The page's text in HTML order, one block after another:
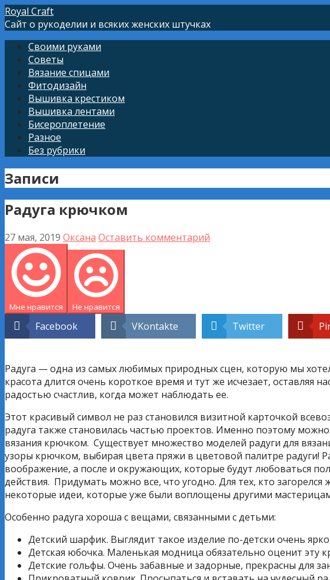
Перейти
к
Royal Craft
Сайт о рукоделии и всяких женских штучках
Своими руками
Советы
Вязание спицами
Фитодизайн
Вышивка крестиком
Вышивка лентами
Бисероплетение
Разное
Без рубрики
Записи
Радуга крючком
27 мая, 2019 Оксана Оставить комментарий
Мне нравится Не нравится
Facebook VKontakte Twitter
Радуга — одна из самых любимых природных сцен, которую мы
красота длится очень короткое время и тут же исчезает,
радостью счастлив, когда может наблюдать ее.
Этот красивый символ не раз становился визитной карточкой
радуга также становилась частью проектов. Именно поэтому
вязания крючком. Существует множество моделей радуги для
узоры крючком, выбирая цвета пряжи в цветовой палитре
воображение, а после и окружающих, которые будут любоваться
действия. Придумать можно все, что угодно. Для тех, кто
некоторые идеи, которые уже были воплощены другими
Особенно радуга хороша с вещами, связанными с детьми:
Детский шарфик. Выглядит такое изделие по-детски очень
Детская юбочка. Маленькая модница обязательно оценит
Детские гольфы. Очень забавные и задорные, прекрасны для